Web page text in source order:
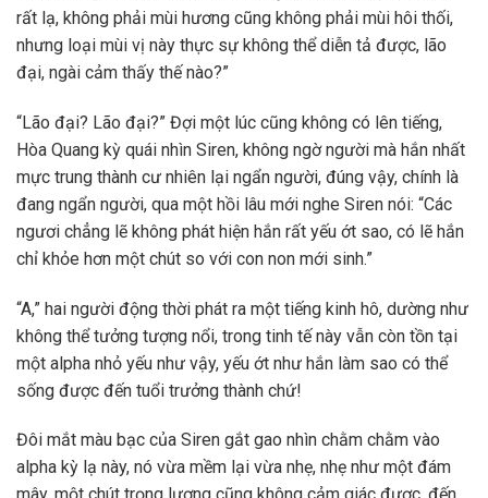
rất lạ, không phải mùi hương cũng không phải mùi hôi thối,
nhưng loại mùi vị này thực sự không thể diễn tả được, lão
đại, ngài cảm thấy thế nào?”
“Lão đại? Lão đại?” Đợi một lúc cũng không có lên tiếng,
Hòa Quang kỳ quái nhìn Siren, không ngờ người mà hắn nhất
mực trung thành cư nhiên lại ngẩn người, đúng vậy, chính là
đang ngẩn người, qua một hồi lâu mới nghe Siren nói: “Các
ngươi chẳng lẽ không phát hiện hắn rất yếu ớt sao, có lẽ hắn
chỉ khỏe hơn một chút so với con non mới sinh.”
“A,” hai người động thời phát ra một tiếng kinh hô, dường như
không thể tưởng tượng nổi, trong tinh tế này vẫn còn tồn tại
một alpha nhỏ yếu như vậy, yếu ớt như hắn làm sao có thể
sống được đến tuổi trưởng thành chứ!
Đôi mắt màu bạc của Siren gắt gao nhìn chằm chằm vào
alpha kỳ lạ này, nó vừa mềm lại vừa nhẹ, nhẹ như một đám